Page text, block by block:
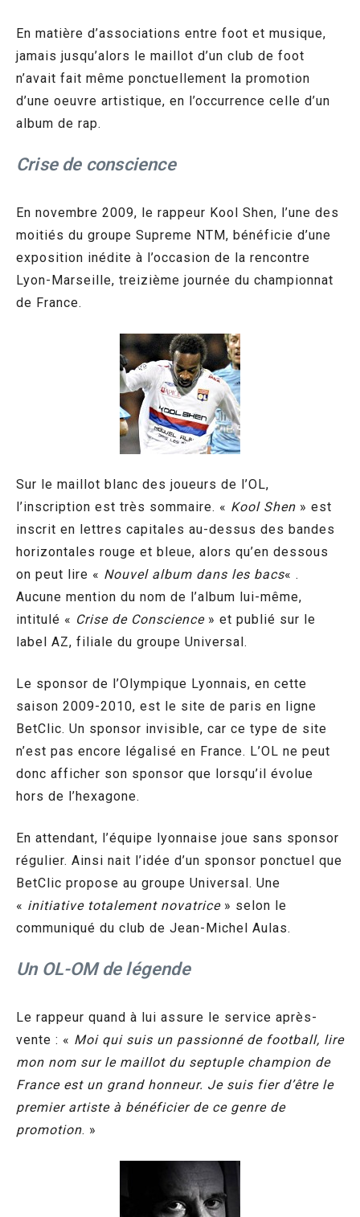
En matière d’associations entre foot et musique,
jamais jusqu’alors le maillot d’un club de foot
n’avait fait même ponctuellement la promotion
d’une oeuvre artistique, en l’occurrence celle d’un
album de rap.
Crise de conscience
En novembre 2009, le rappeur Kool Shen, l’une des
moitiés du groupe Supreme NTM, bénéficie d’une
exposition inédite à l’occasion de la rencontre
Lyon-Marseille, treizième journée du championnat
de France.
Sur le maillot blanc des joueurs de l’OL,
l’inscription est très sommaire. « Kool Shen » est
inscrit en lettres capitales au-dessus des bandes
horizontales rouge et bleue, alors qu’en dessous
on peut lire « Nouvel album dans les bacs« .
Aucune mention du nom de l’album lui-même,
intitulé « Crise de Conscience» et publié sur le
label AZ, filiale du groupe Universal.
Le sponsor de l’Olympique Lyonnais, en cette
saison 2009-2010, est le site de paris en ligne
BetClic. Un sponsor invisible, car ce type de site
n’est pas encore légalisé en France. L’OL ne peut
donc afficher son sponsor que lorsqu’il évolue
hors de l’hexagone.
En attendant, l’équipe lyonnaise joue sans sponsor
régulier. Ainsi nait l’idée d’un sponsor ponctuel que
BetClic propose au groupe Universal. Une
« initiative totalement novatrice» selon le
communiqué du club de Jean-Michel Aulas.
Un OL-OM de légende
Le rappeur quand à lui assure le service après-
vente : « Moi qui suis un passionné de football, lire
mon nom sur le maillot du septuple champion de
France est un grand honneur. Je suis fier d’être le
premier artiste à bénéficier de ce genre de
promotion. »